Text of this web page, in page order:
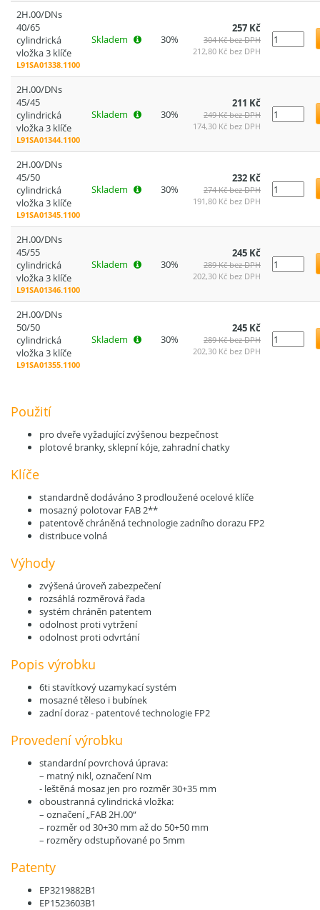
2H.00/DNs
40/65
cylindrická
vložka 3 klíče
L91SA01338.1100
Skladem 30%
257 Kč
304 Kč bez DPH
212,80 Kč bez DPH
2H.00/DNs
45/45
cylindrická
vložka 3 klíče
L91SA01344.1100
Skladem 30%
211 Kč
249 Kč bez DPH
174,30 Kč bez DPH
2H.00/DNs
45/50
cylindrická
vložka 3 klíče
L91SA01345.1100
Skladem 30%
232 Kč
274 Kč bez DPH
191,80 Kč bez DPH
2H.00/DNs
45/55
cylindrická
vložka 3 klíče
L91SA01346.1100
Skladem 30%
245 Kč
289 Kč bez DPH
202,30 Kč bez DPH
2H.00/DNs
50/50
cylindrická
vložka 3 klíče
L91SA01355.1100
Skladem 30%
245 Kč
289 Kč bez DPH
202,30 Kč bez DPH
Použití
pro dveře vyžadující zvýšenou bezpečnost
plotové branky, sklepní kóje, zahradní chatky
Klíče
standardně dodáváno 3 prodloužené ocelové klíče
mosazný polotovar FAB 2**
patentově chráněná technologie zadního dorazu FP2
distribuce volná
Výhody
zvýšená úroveň zabezpečení
rozsáhlá rozměrová řada
systém chráněn patentem
odolnost proti vytržení
odolnost proti odvrtání
Popis výrobku
6ti stavítkový uzamykací systém
mosazné těleso i bubínek
zadní doraz - patentové technologie FP2
Provedení výrobku
standardní povrchová úprava:
– matný nikl, označení Nm
- leštěná mosaz jen pro rozměr 30+35 mm
oboustranná cylindrická vložka:
– označení „FAB 2H.00“
– rozměr od 30+30 mm až do 50+50 mm
– rozměry odstupňované po 5mm
Patenty
EP3219882B1
EP1523603B1